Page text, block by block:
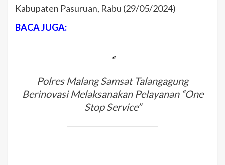
Kabupaten Pasuruan, Rabu (29/05/2024)
BACA JUGA:
Polres Malang Samsat Talangagung
Berinovasi Melaksanakan Pelayanan “One
Stop Service”